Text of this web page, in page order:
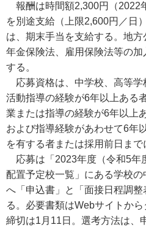
報酬は時間額2,300円（2022
を別途支給（上限2,600円／日
は、期末手当を支給する。地
年金保険法、雇用保険法等の
する。
応募資格は、中学校、高等学
活動指導の経験が6年以上ある
業または指導の経験が6年以上
および指導経験があわせて6年
を有する者または採用前日まで
応募は「2023年度（令和5年
配置予定校一覧」にある学校
へ「申込書」と「面接日程調
る。必要書類はWebサイトか
締切は1月11日。選考方法は、